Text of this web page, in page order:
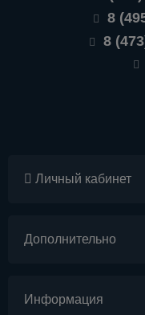
8
8
Личный кабинет
Дополнительно
Информация